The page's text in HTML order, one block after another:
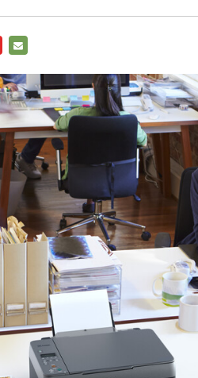
MAIL